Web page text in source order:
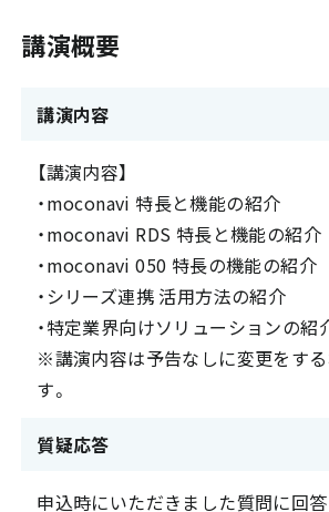
講演概要
講演内容
【講演内容】
・moconavi 特長と機能の紹介
・moconavi RDS 特長と機能の紹介
・moconavi 050 特長の機能の紹介
・シリーズ連携 活用方法の紹介
・特定業界向けソリューションの紹
※講演内容は予告なしに変更をす
す。
質疑応答
申込時にいただきました質問に回